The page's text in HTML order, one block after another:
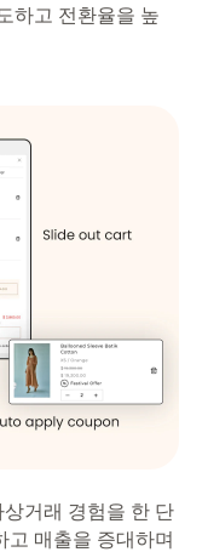
하고 전환율을 높
거래 경험을 한 단
고 매출을 증대하며